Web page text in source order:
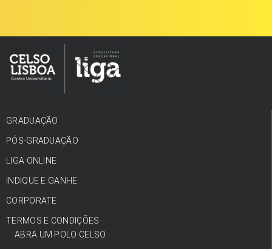
GRADUAÇÃO
PÓS-GRADUAÇÃO
LIGA ONLINE
INDIQUE E GANHE
CORPORATE
TERMOS E CONDIÇÕES
ABRA UM POLO CELSO